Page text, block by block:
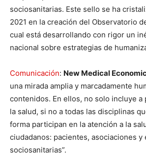
sociosanitarias. Este sello se ha
2021 en la creación del Observatorio
cual está desarrollando con rigor un
nacional sobre estrategias de
Comunicación: New Medical
una mirada amplia y marcadamente
contenidos. En ellos, no solo incluye a
la salud, si no a todas las disciplinas
forma participan en la atención a la
ciudadanos: pacientes, asociaciones y
sociosanitarias”.